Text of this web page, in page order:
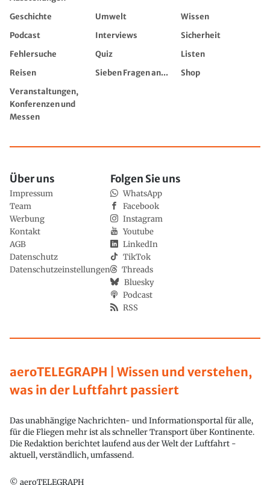
Geschichte Umwelt
Wissen
Podcast
Interviews
Sicherheit
Fehlersuche
Quiz
Listen
Reisen
Sieben Fragen an...
Shop
Veranstaltungen,
Konferenzen und
Messen
aeroTELEGRAPH | Wissen und verstehen,
was in der Luftfahrt passiert
Das unabhängige Nachrichten- und Informationsportal für alle,
für die Fliegen mehr ist als schneller Transport über Kontinente.
Die Redaktion berichtet laufend aus der Welt der Luftfahrt -
aktuell, verständlich, umfassend.
© aeroTELEGRAPH
Über uns
Impressum
Team
Werbung
Kontakt
AGB
Datenschutz
Datenschutzeinstellungen
Folgen Sie uns
WhatsApp
Facebook
Instagram
Youtube
LinkedIn
TikTok
Threads
Bluesky
Podcast
RSS